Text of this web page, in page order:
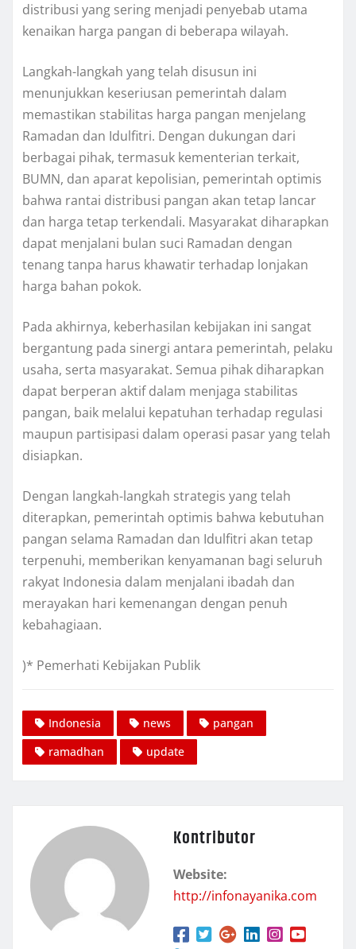
distribusi yang sering menjadi penyebab utama
kenaikan harga pangan di beberapa wilayah.
Langkah-langkah yang telah disusun ini
menunjukkan keseriusan pemerintah dalam
memastikan stabilitas harga pangan menjelang
Ramadan dan Idulfitri. Dengan dukungan dari
berbagai pihak, termasuk kementerian terkait,
BUMN, dan aparat kepolisian, pemerintah optimis
bahwa rantai distribusi pangan akan tetap lancar
dan harga tetap terkendali. Masyarakat diharapkan
dapat menjalani bulan suci Ramadan dengan
tenang tanpa harus khawatir terhadap lonjakan
harga bahan pokok.
Pada akhirnya, keberhasilan kebijakan ini sangat
bergantung pada sinergi antara pemerintah, pelaku
usaha, serta masyarakat. Semua pihak diharapkan
dapat berperan aktif dalam menjaga stabilitas
pangan, baik melalui kepatuhan terhadap regulasi
maupun partisipasi dalam operasi pasar yang telah
disiapkan.
Dengan langkah-langkah strategis yang telah
diterapkan, pemerintah optimis bahwa kebutuhan
pangan selama Ramadan dan Idulfitri akan tetap
terpenuhi, memberikan kenyamanan bagi seluruh
rakyat Indonesia dalam menjalani ibadah dan
merayakan hari kemenangan dengan penuh
kebahagiaan.
)* Pemerhati Kebijakan Publik
Indonesia news
pangan
ramadhan
update
Kontributor
Website:
http://infonayanika.com